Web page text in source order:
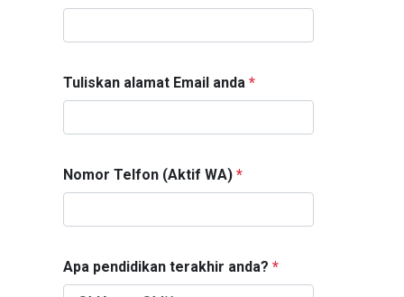
Tuliskan alamat Email anda *
Nomor Telfon (Aktif WA) *
Apa pendidikan terakhir anda? *